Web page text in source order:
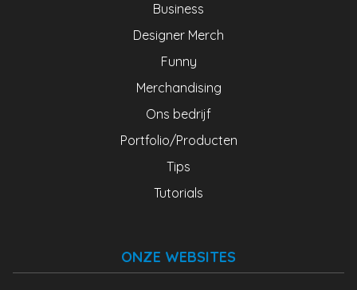
Business
Designer Merch
Funny
Merchandising
Ons bedrijf
Portfolio/Producten
Tips
Tutorials
ONZE WEBSITES